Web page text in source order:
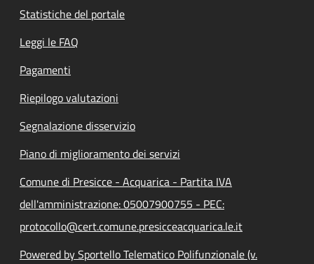
Statistiche del portale
Leggi le FAQ
Pagamenti
Riepilogo valutazioni
Segnalazione disservizio
Piano di miglioramento dei servizi
Comune di Presicce - Acquarica - Partita IVA
dell'amministrazione: 05007900755 - PEC:
protocollo@cert.comune.presicceacquarica.le.it
Powered by Sportello Telematico Polifunzionale (v.